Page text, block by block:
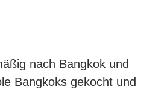
nach Bangkok und
Bangkoks gekocht und